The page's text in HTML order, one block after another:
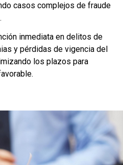
casos complejos de fraude
inmediata en delitos de
y pérdidas de vigencia del
los plazos para